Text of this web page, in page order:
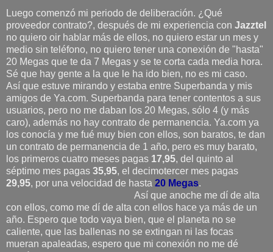
Luego comenzó mi periodo de deliberación. ¿Qué
proveedor contrato?, después de mi experiencia con Jazztel
no quiero oir hablar más de ellos, no quiero estar un mes y
medio sin teléfono, no quiero tener una conexión de "hasta"
20 Megas que te da 7 Megas y se te corta cada media hora.
Sé que hay gente a la que le ha ido bien, no es mi caso.
Así que estuve mirando y estaba entre Superbanda y mis
amigos de Ya.com. Superbanda para tener contentos a sus
usuarios, pero no me daban los 20 Megas, sólo 4 (y más
caro), además no hay contrato de permanencia. Ya.com ya
los conocía y me fué muy bien con ellos, son baratos, te dan
un contrato de permanencia de 1 año, pero es muy barato,
los primeros cuatro meses pagas 17,95, del quinto al
séptimo mes pagas 35,95, el decimotercer mes pagas
29,95, por una velocidad de hasta 20 Megas.
Así que anoche me dí de alta
con ellos, como me dí de alta con ellos hace ya más de un
año. Espero que todo vaya bien, que el planeta no se
caliente, que las ballenas no se extingan ni las focas
mueran apaleadas, espero que mi conexión no me dé